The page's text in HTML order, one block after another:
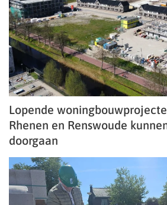
Lopende
Rhenen en Renswoude
doorgaan